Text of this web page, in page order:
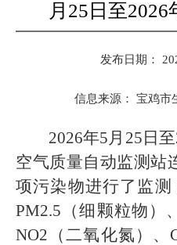
月25日至
发布日期：
信息来源： 宝鸡市
2026年5月25日
空气质量自动监测站
项污染物进行了监测
PM2.5（细颗粒物）
NO2（二氧化氮）、